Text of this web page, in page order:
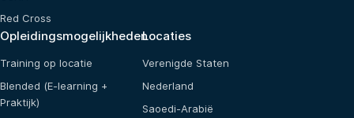
Red Cross
Opleidingsmogelijkheden
Training op locatie
Blended (E-learning +
Praktijk)
Locaties
Verenigde Staten
Nederland
Saoedi-Arabië